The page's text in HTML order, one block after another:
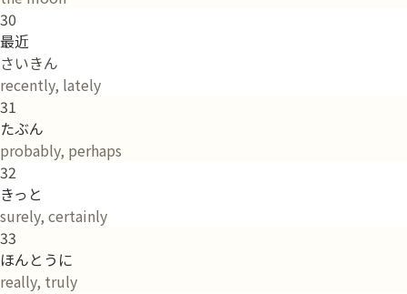
30
最近
さいきん
recently, lately
31
たぶん
probably, perhaps
32
きっと
surely, certainly
33
ほんとうに
really, truly